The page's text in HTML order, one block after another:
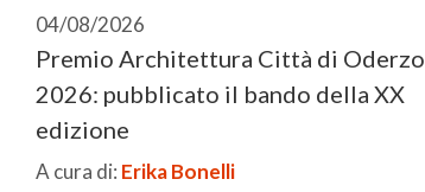
04/08/2026
Premio Architettura Città di Oderzo
2026: pubblicato il bando della XX
edizione
A cura di: Erika Bonelli